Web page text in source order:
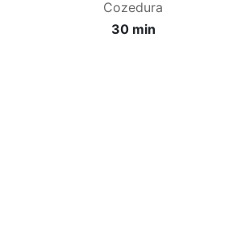
Cozedura
30 min